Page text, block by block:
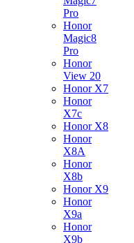
Pro
Honor
Magic8
Pro
Honor
View 20
Honor X7
Honor
X7c
Honor X8
Honor
X8A
Honor
X8b
Honor X9
Honor
X9a
Honor
X9b